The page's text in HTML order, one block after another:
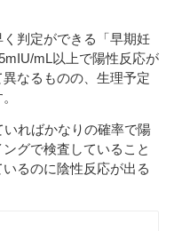
判定ができる「早期妊
mL以上で陽性反応が
なるものの、生理予定
ればかなりの確率で陽
グで検査していること
るのに陰性反応が出る